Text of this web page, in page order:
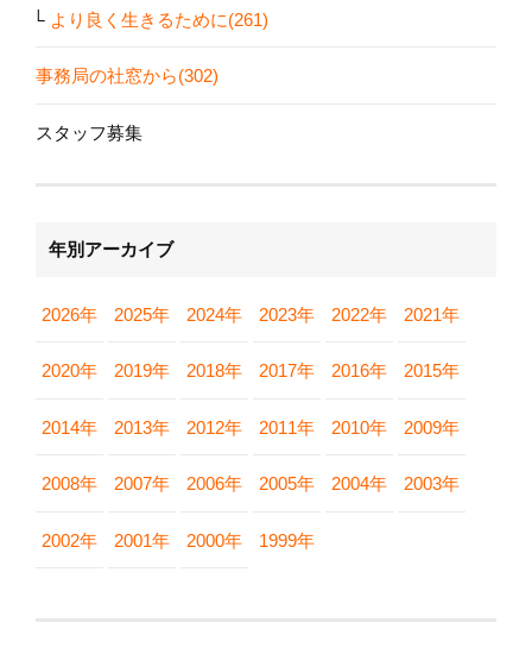
より良く生きるために(261)
事務局の社窓から(302)
スタッフ募集
年別アーカイブ
2026年 2025年 2024年 2023年 2022年 2021年
2020年 2019年 2018年 2017年 2016年 2015年
2014年 2013年 2012年 2011年 2010年 2009年
2008年 2007年 2006年 2005年 2004年 2003年
2002年 2001年 2000年 1999年